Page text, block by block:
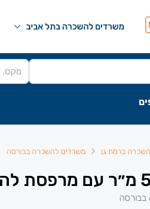
משרדים להשכרה בתל אביב
ברמת גן משרדים להשכרה בבורסה